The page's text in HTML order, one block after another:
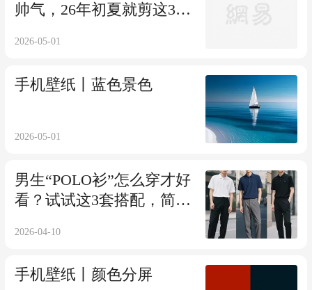
帅气，26年初夏就剪这3
2026-05-01
手机壁纸丨蓝色景色
2026-05-01
男生“POLO衫”怎么穿才好
看？试试这3套搭配，简单
2026-04-10
手机壁纸丨颜色分屏